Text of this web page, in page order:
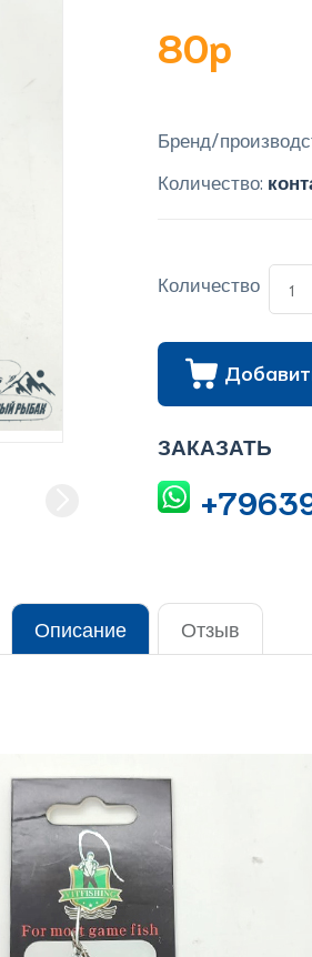
80p
Бренд/
Количество:
Количество
ЗАКАЗАТЬ
Описание Отзыв